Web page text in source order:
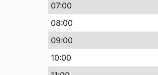
07:00
08:00
09:00
10:00